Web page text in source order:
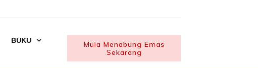
BUKU
Mula Menabung Emas
Sekarang